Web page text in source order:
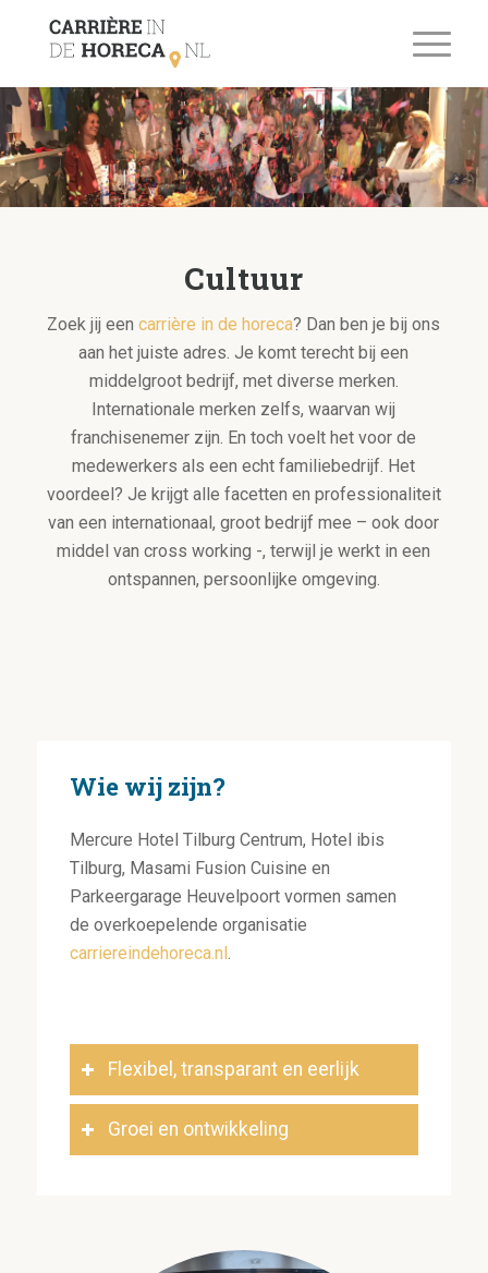
Cultuur
Zoek jij eencarrière in de horeca? Dan ben je bij ons
aan het juiste adres. Je komt terecht bij een
middelgroot bedrijf, met diverse merken.
Internationale merken zelfs, waarvan wij
franchisenemer zijn. En toch voelt het voor de
medewerkers als een echt familiebedrijf. Het
voordeel? Je krijgt alle facetten en professionaliteit
van een internationaal, groot bedrijf mee – ook door
middel van cross working -, terwijl je werkt in een
ontspannen, persoonlijke omgeving.
Wie wij zijn?
Mercure Hotel Tilburg Centrum, Hotel ibis
Tilburg, Masami Fusion Cuisine en
Parkeergarage Heuvelpoort vormen samen
de overkoepelende organisatie
carriereindehoreca.nl
Flexibel, transparant en eerlijk
Groei en ontwikkeling